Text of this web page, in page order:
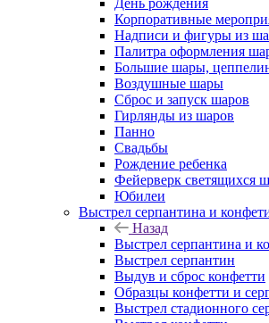
День рождения
Корпоративные
Надписи и фигуры из
Палитра оформления
Большие шары,
Воздушные шары
Сброс и запуск шаров
Гирлянды из шаров
Панно
Свадьбы
Рождение ребенка
Фейерверк светящихся
Юбилеи
Выстрел серпантина и
Назад
Выстрел серпантина и
Выстрел серпантин
Выдув и сброс конфетти
Образцы конфетти и
Выстрел стадионного